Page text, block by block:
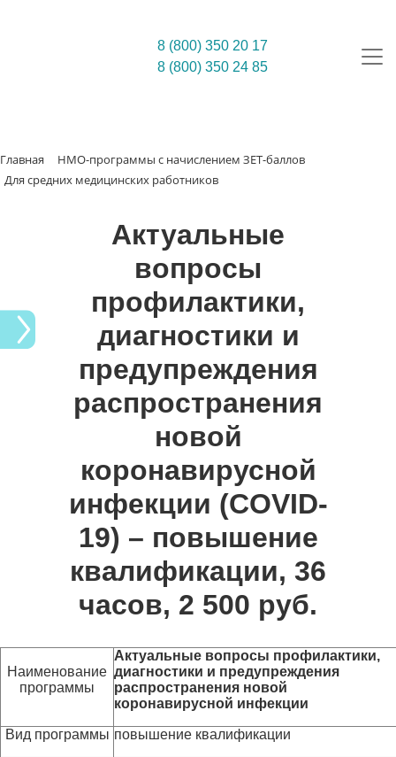
8 (800) 350 20 17
8 (800) 350 24 85
Главная
НМО-программы с начислением ЗЕТ-баллов
Для средних медицинских работников
Актуальные
вопросы
профилактики,
диагностики и
предупреждения
распространения
новой
коронавирусной
инфекции (COVID-
19) – повышение
квалификации, 36
часов, 2 500 руб.
Наименование
программы
Актуальные вопросы профилактики,
диагностики и предупреждения
распространения новой
коронавирусной инфекции
Вид программы повышение квалификации